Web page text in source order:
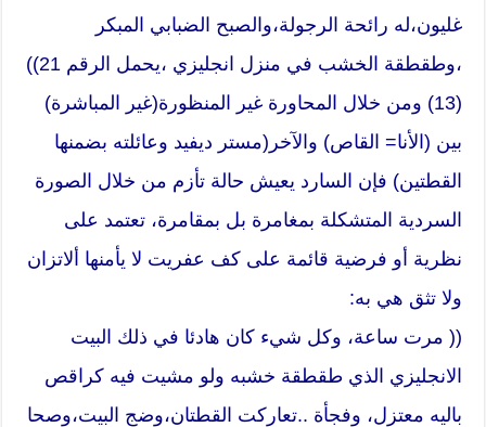
غليون،له رائحة الرجولة،والصبح الضبابي المبكر
،وطقطقة الخشب في منزل انجليزي ،يحمل الرقم 21))
(13) ومن خلال المحاورة غير المنظورة(غير المباشرة)
بين (الأنا= القاص) والآخر(مستر ديفيد وعائلته بضمنها
القطتين) فإن السارد يعيش حالة تأزم من خلال الصورة
السردية المتشكلة بمغامرة بل بمقامرة، تعتمد على
نظرية أو فرضية قائمة على كف عفريت لا يأمنها ألاتزان
ولا تثق هي به:
(( مرت ساعة، وكل شيء كان هادئا في ذلك البيت
الانجليزي الذي طقطقة خشبه ولو مشيت فيه كراقص
باليه معتزل، وفجأة ..تعاركت القطتان،وضج البيت،وصحا